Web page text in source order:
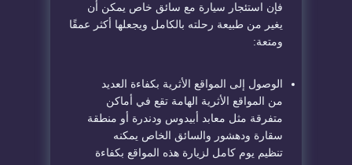
فإن استئجار سيارة مع سائق خاص يمكن أن
يغير من طبيعة رحلته بالكامل ويجعلها أكثر عمقًا
ومتعة:
الوصول إلى المواقع الأثرية بكفاءة العديد
من المواقع الأثرية الهامة تقع في أماكن
متفرقة مثل معابد أبيدوس ودندرة أو منطقة
سقارة ودهشور والسائق الخاص يمكنه
تنظيم يوم كامل لزيارة هذه المواقع بكفاءة